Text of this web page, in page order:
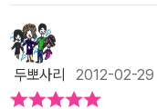
만화로 만난 기억이 가
서 공주 대접을 받다가 어
돌아가시자 갖은 구박을
에서 한순간 거지로 전락
어떤 역경과 고난에도 흐
움을 이겨낼 수 있는 힘
는 로티가 큰 소리를 지
고 그 일은 영 반갑지 않
두뽀사리 2012-02-29